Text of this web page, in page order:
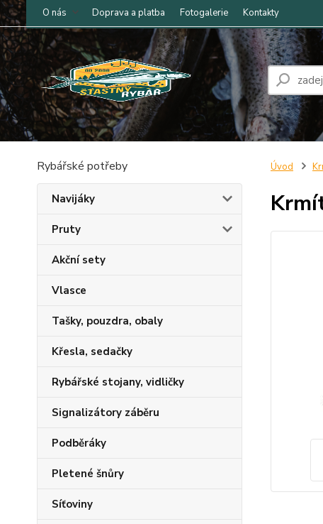
O nás Doprava a platba Fotogalerie Kontakty
Rybářské potřeby
Navijáky
Pruty
Akční sety
Vlasce
Tašky, pouzdra, obaly
Křesla, sedačky
Rybářské stojany, vidličky
Signalizátory záběru
Podběráky
Pletené šnůry
Síťoviny
Úvod